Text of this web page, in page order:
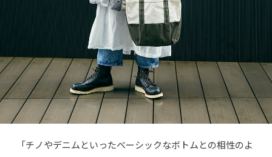
「チノやデニムといったベーシックなボトムとの相性のよ